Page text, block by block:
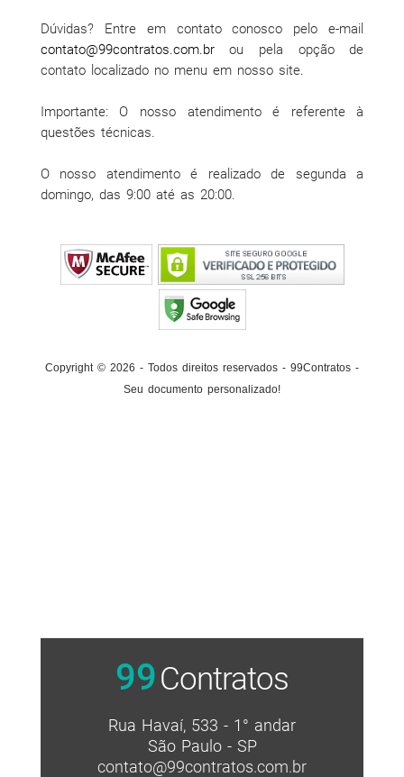
Dúvidas? Entre em contato conosco pelo e-mail
contato@99contratos.com.brou pela opção de
contato localizado no menu em nosso site.
Importante: O nosso atendimento é referente à
questões técnicas.
O nosso atendimento é realizado de segunda a
domingo, das 9:00 até as 20:00.
Copyright © 2026 - Todos direitos reservados - 99Contratos -
Seu documento personalizado!
99Contratos
Rua Havaí, 533 - 1° andar
São Paulo - SP
contato@99contratos.com.br